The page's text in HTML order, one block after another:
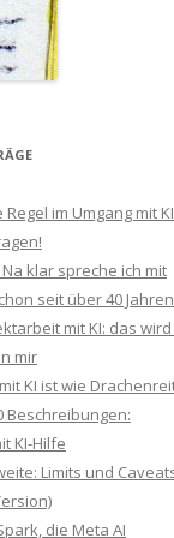
im Umgang mit
klar spreche ich mit
seit über 40 Jahren
mit KI: das
mir
KI ist wie
Beschreibungen:
KI-Hilfe
Limits und
die Meta AI